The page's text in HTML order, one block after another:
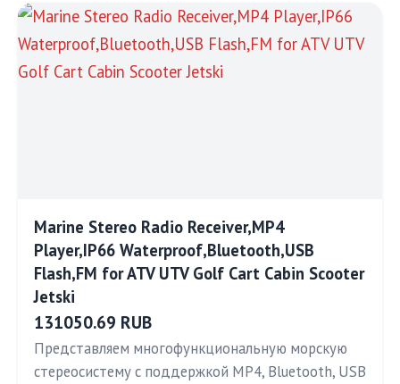
Marine Stereo Radio Receiver,MP4
Player,IP66 Waterproof,Bluetooth,USB
Flash,FM for ATV UTV Golf Cart Cabin Scooter
Jetski
131050.69 RUB
Представляем многофункциональную морскую
стереосистему с поддержкой MP4, Bluetooth, USB